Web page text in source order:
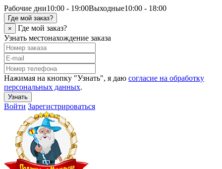
Рабочие дни10:00 - 19:00Выходные10:00 - 18:00
Где мой заказ?
×
Где мой заказ?
Узнать местонахождение заказа
Нажимая на кнопку "Узнать", я даю согласие на обработку
персональных данных.
Узнать
Войти Зарегистрироваться